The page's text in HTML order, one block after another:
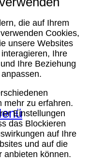
die auf Ihrem
Cookies,
unsere Websites
Ihre
Ihre Beziehung
mehr zu erfahren.
Einstellungen
das Blockieren
auf Ihre
und auf die
anbieten können.